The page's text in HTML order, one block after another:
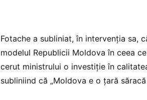
Fotache a subliniat, în intervenția sa,
modelul Republicii Moldova în ceea
cerut ministrului o investiție în
subliniind că „Moldova e o țară